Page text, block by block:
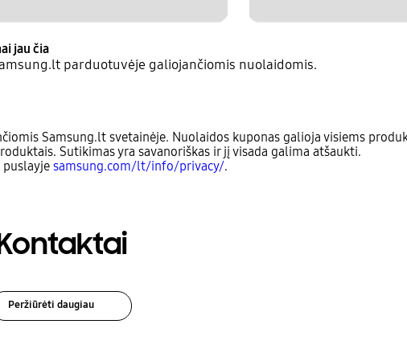
jau čia
parduotuvėje galiojančiomis nuolaidomis.
Samsung.lt svetainėje. Nuolaidos kuponas galioja visiems
Sutikimas yra savanoriškas ir jį visada galima atšaukti.
samsung.com/lt/info/privacy/.
Peržiūrėti daugiau